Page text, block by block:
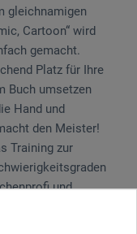
gleichnamigen
Cartoon“ wird
gemacht.
Platz für Ihre
Buch umsetzen
Hand und
den Meister!
Training zur
und